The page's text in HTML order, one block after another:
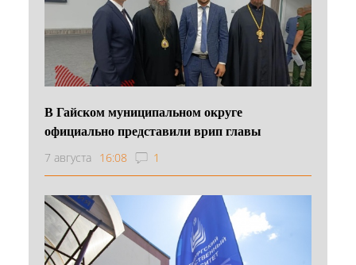
В Гайском муниципальном округе
официально представили врип главы
7 августа 16:08 1